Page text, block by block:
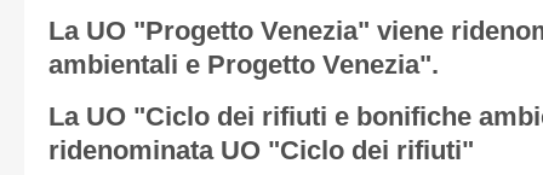
La UO "Progetto Venezia" viene
ambientali e Progetto Venezia".
La UO "Ciclo dei rifiuti e bonifiche
ridenominata UO "Ciclo dei rifiuti"